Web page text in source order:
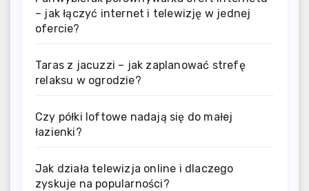
– jak łączyć internet i telewizję w jednej
ofercie?
Taras z jacuzzi – jak zaplanować strefę
relaksu w ogrodzie?
Czy półki loftowe nadają się do małej
łazienki?
Jak działa telewizja online i dlaczego
zyskuje na popularności?